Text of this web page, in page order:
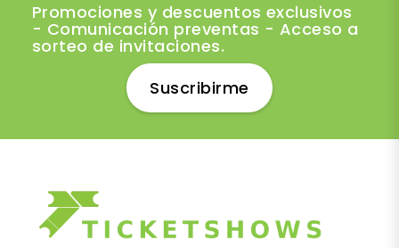
Promociones y descuentos exclusivos
- Comunicación preventas - Acceso a
sorteo de invitaciones.
Suscribirme